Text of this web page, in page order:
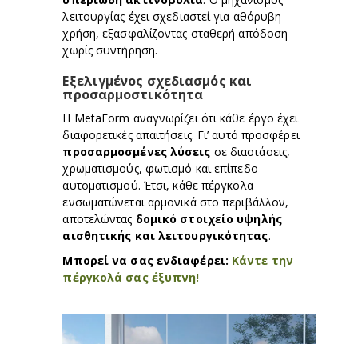
λειτουργίας έχει σχεδιαστεί για αθόρυβη
χρήση, εξασφαλίζοντας σταθερή απόδοση
χωρίς συντήρηση.
Εξελιγμένος σχεδιασμός και
προσαρμοστικότητα
Η MetaForm αναγνωρίζει ότι κάθε έργο έχει
διαφορετικές απαιτήσεις. Γι’ αυτό προσφέρει
προσαρμοσμένες λύσεις σε διαστάσεις,
χρωματισμούς, φωτισμό και επίπεδο
αυτοματισμού. Έτσι, κάθε πέργκολα
ενσωματώνεται αρμονικά στο περιβάλλον,
αποτελώντας δομικό στοιχείο υψηλής
αισθητικής και λειτουργικότητας.
Μπορεί να σας ενδιαφέρει: Κάντε την
πέργκολά σας έξυπνη!